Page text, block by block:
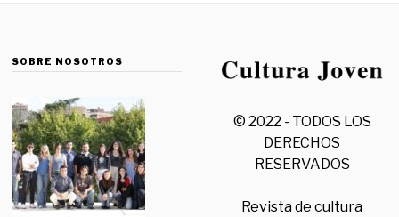
SOBRE NOSOTROS
© 2022 - TODOS LOS
DERECHOS
RESERVADOS
Revista de cultura